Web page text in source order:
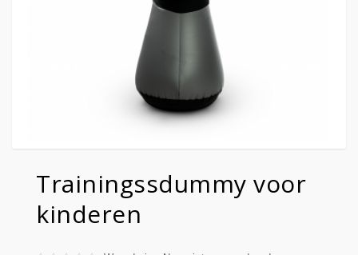
Trainingssdummy voor
kinderen